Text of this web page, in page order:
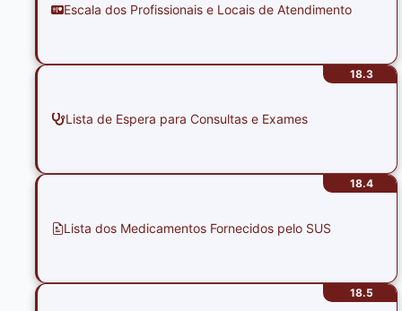
Escala dos Profissionais e Locais de Atendimento
18.3
Lista de Espera para Consultas e Exames
18.4
Lista dos Medicamentos Fornecidos pelo SUS
18.5